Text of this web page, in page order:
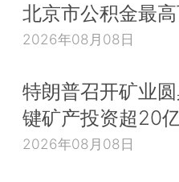
北京市公积金最
2026年08月08日
特朗普召开矿业
键矿产投资超20
2026年08月08日